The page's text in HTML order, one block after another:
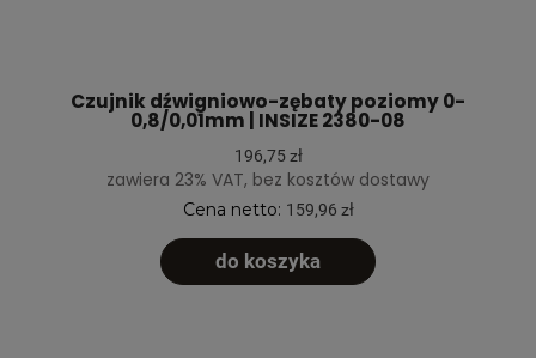
Czujnik dźwigniowo-zębaty poziomy 0-
0,8/0,01mm | INSIZE 2380-08
196,75 zł
zawiera 23% VAT, bez kosztów dostawy
Cena netto: 159,96 zł
do koszyka